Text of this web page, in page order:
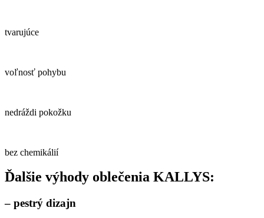
tvarujúce
voľnosť pohybu
nedráždi pokožku
bez chemikálií
Ďalšie výhody oblečenia KALLYS:
– pestrý dizajn